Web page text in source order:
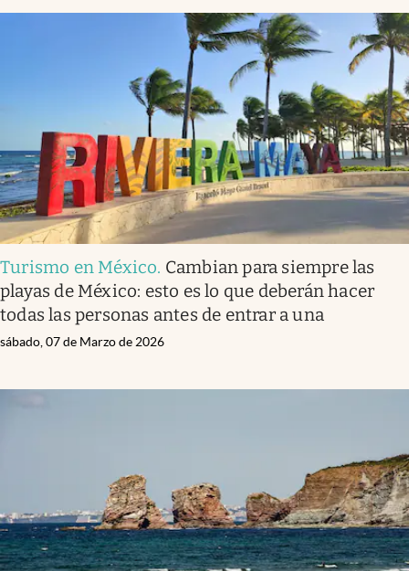
Turismo en México. Cambian para siempre las
playas de México: esto es lo que deberán hacer
todas las personas antes de entrar a una
sábado, 07 de Marzo de 2026